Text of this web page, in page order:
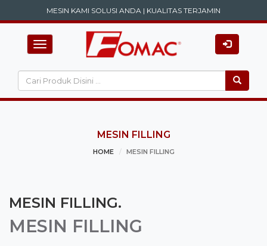
MESIN KAMI SOLUSI ANDA | KUALITAS TERJAMIN
Toggle
navigation
MESIN FILLING
HOME MESIN FILLING
MESIN FILLING.
MESIN FILLING